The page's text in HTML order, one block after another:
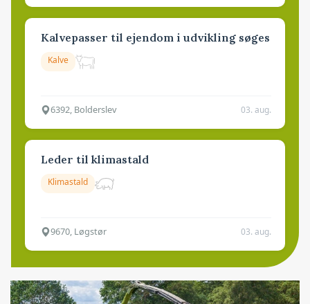
Kalvepasser til ejendom i udvikling søges
Kalve
6392, Bolderslev 03. aug.
Leder til klimastald
Klimastald
9670, Løgstør 03. aug.